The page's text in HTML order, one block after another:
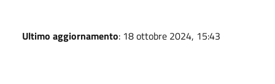
Ultimo aggiornamento: 18 ottobre 2024, 15:43